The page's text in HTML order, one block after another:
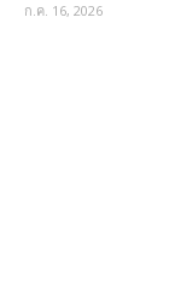
ก.ค. 16, 2026